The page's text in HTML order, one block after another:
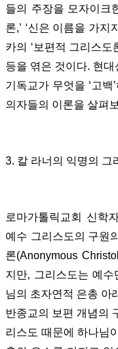
들의 주장을 모자이크
론,’ ‘신은 이름을 가지
카의 ‘보편적 그리스도
등을 엮은 것이다. 현
기독교가 무엇을 ‘고
의자들의 이론을 살펴
3. 칼 라너의 익명의 그
로마가톨릭교회 신학
예수 그리스도의 구원
론(Anonymous
지만, 그리스도는 예
님의 초자연적 은총 아
반종교의 보편 개념의
리스도 때문에 하나님